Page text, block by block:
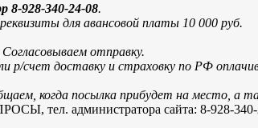
8-928-340-24-08.
для авансовой платы 10 000 руб.
отправку.
р/счет доставку и страховку по РФ
когда посылка прибудет на место, а
администратора сайта: 8-928-340-